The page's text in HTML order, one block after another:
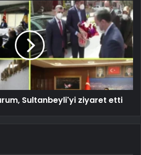
Sultanbeyli'yi ziyaret etti